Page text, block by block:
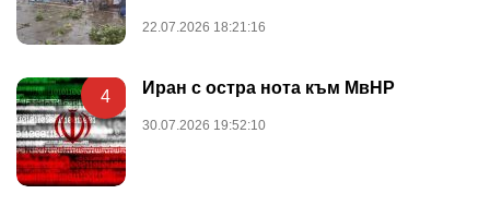
22.07.2026 18:21:16
4 Иран с остра нота към МвНР
30.07.2026 19:52:10